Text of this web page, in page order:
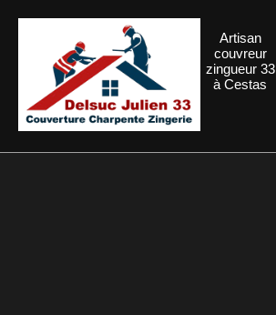
Artisan
couvreur
zingueur 33
à Cestas